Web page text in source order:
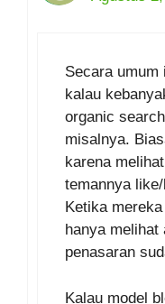
Secara umum
kalau
organic
misalnya.
karena
temannya
Ketika
hanya
penasaran
Kalau model